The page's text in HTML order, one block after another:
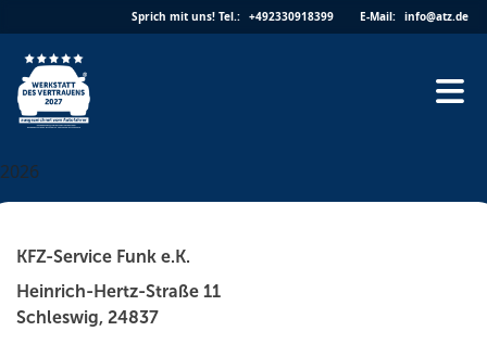
to
content
Sprich mit uns! Tel.: +492330918399 E-Mail: info@atz.de
2026
KFZ-Service Funk e.K.
Heinrich-Hertz-Straße 11
Schleswig, 24837